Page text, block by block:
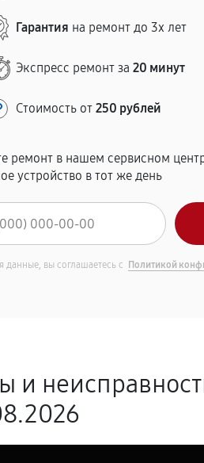
Гарантия на ремонт до 3х лет
Экспресс ремонт за20 минут
Стоимость от250 рублей
ремонт в нашем сервисном
устройство в тот же день
данные, вы соглашаетесь с Политикой
и